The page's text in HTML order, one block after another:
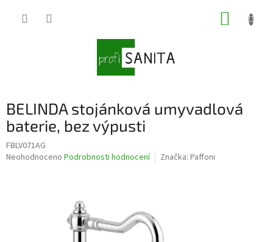
BELINDA stojánková umyvadlová
baterie, bez výpusti
FBLV071AG
Průměrné
Neohodnoceno Podrobnosti hodnocení Značka: Paffoni